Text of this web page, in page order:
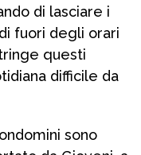
di lasciare i
fuori degli orari
questi
difficile da
sono